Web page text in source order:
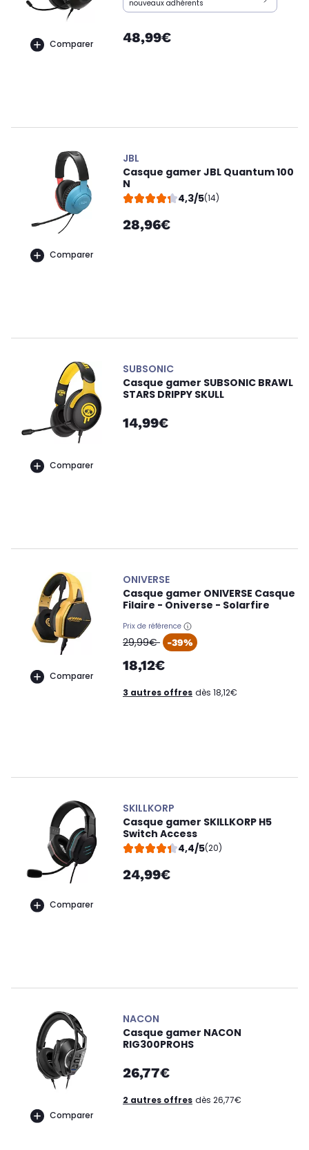
Comparer
nouveaux adhérents
48,99€
Comparer
JBL
Casque gamer JBL Quantum 100
N
4,3/5(14)
28,96€
Comparer
SUBSONIC
Casque gamer SUBSONIC BRAWL
STARS DRIPPY SKULL
14,99€
Comparer
ONIVERSE
Casque gamer ONIVERSE Casque
Filaire - Oniverse - Solarfire
Prix de référence
oldPrice
29,99€ -39%
18,12€
3 autres offres dès 18,12€
Comparer
SKILLKORP
Casque gamer SKILLKORP H5
Switch Access
4,4/5(20)
24,99€
Comparer
NACON
Casque gamer NACON
RIG300PROHS
26,77€
2 autres offres dès 26,77€